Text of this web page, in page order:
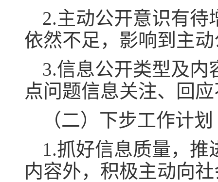
2.主动公开意识有待
依然不足，影响到主
3.信息公开类型及内
点问题信息关注、回
（二）下步工作计划
1.抓好信息质量，
内容外，积极主动向